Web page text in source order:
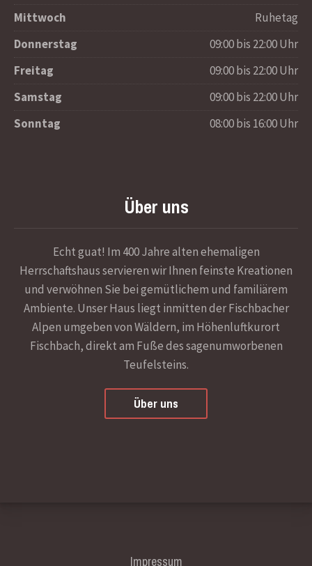
Mittwoch
Ruhetag
Donnerstag
09:00 bis 22:00 Uhr
Freitag
09:00 bis 22:00 Uhr
Samstag
09:00 bis 22:00 Uhr
Sonntag
08:00 bis 16:00 Uhr
Über uns
Echt guat! Im 400 Jahre alten ehemaligen
Herrschaftshaus servieren wir Ihnen feinste Kreationen
und verwöhnen Sie bei gemütlichem und familiärem
Ambiente. Unser Haus liegt inmitten der Fischbacher
Alpen umgeben von Wäldern, im Höhenluftkurort
Fischbach, direkt am Fuße des sagenumworbenen
Teufelsteins.
Über uns
Impressum